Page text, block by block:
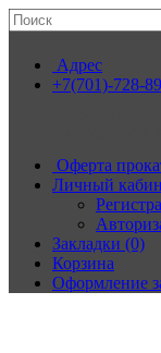
Адрес
+7(701)-728-
Оферта
Личный
Закладки (0)
Корзина
Оформление